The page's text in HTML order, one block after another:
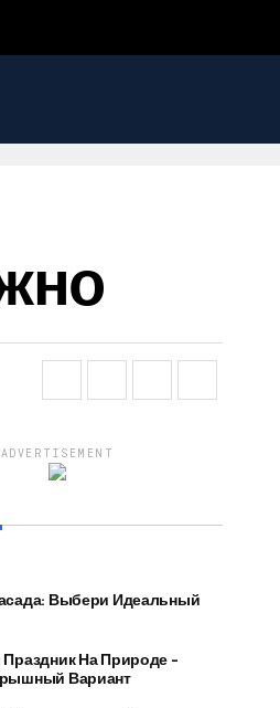
ADVERTISEMENT
Выбери Идеальный
На Природе –
Вариант